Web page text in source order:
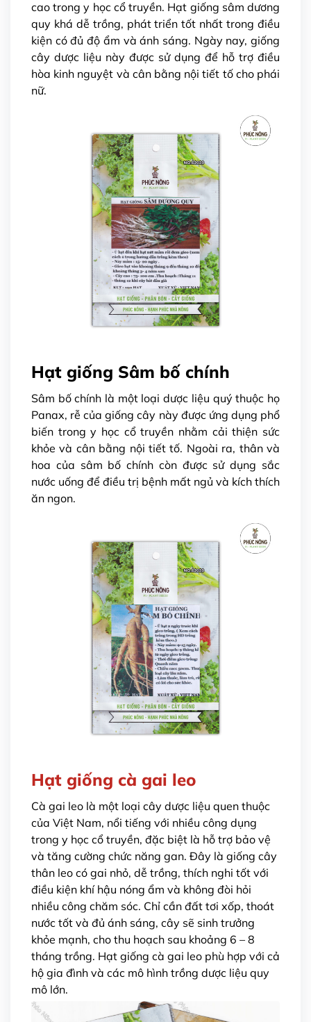
caotrong y học cổ truyền. Hạt giống sâm dương
quy khá dễ trồng, phát triển tốt nhất trong điều
kiện có đủ độ ẩm và ánh sáng. Ngày nay, giống
cây dược liệu này được sử dụng để hỗ trợ điều
hòa kinh nguyệt và cân bằng nội tiết tố cho phái
nữ.
Hạt giống Sâm bố chính
Sâm bố chính là một loại dược liệu quý thuộc họ
Panax, rễ của giống cây này được ứng dụng phổ
biến trong y học cổ truyền nhằm cải thiện sức
khỏe và cân bằng nội tiết tố. Ngoài ra, thân và
hoa của sâm bố chính còn được sử dụng sắc
nước uống để điều trị bệnh mất ngủ và kích thích
ăn ngon.
Hạt giống cà gai leo
Cà gai leo là một loại cây dược liệu quen thuộc
của Việt Nam, nổi tiếng với nhiều công dụng
trong y học cổ truyền, đặc biệt là hỗ trợ bảo vệ
và tăng cường chức năng gan. Đây là giống cây
thân leo có gai nhỏ, dễ trồng, thích nghi tốt với
điều kiện khí hậu nóng ẩm và không đòi hỏi
nhiều công chăm sóc. Chỉ cần đất tơi xốp, thoát
nước tốt và đủ ánh sáng, cây sẽ sinh trưởng
khỏe mạnh, cho thu hoạch sau khoảng 6 – 8
tháng trồng. Hạt giống cà gai leo phù hợp với cả
hộ gia đình và các mô hình trồng dược liệu quy
mô lớn.